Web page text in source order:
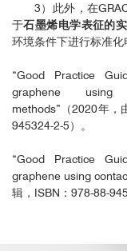
3）此外，在
于石墨烯电学表征的
环境条件下进行标准化
“Good Practice
graphene using
methods”（2020年，
945324-2-5）。
“Good Practice
graphene using
辑，ISBN：978-88-